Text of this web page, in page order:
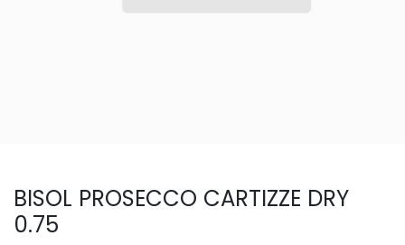
BISOL PROSECCO CARTIZZE DRY
0.75